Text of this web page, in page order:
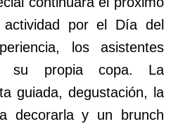
por el Día del
los asistentes
su propia copa. La
guiada, degustación, la
decorarla y un brunch